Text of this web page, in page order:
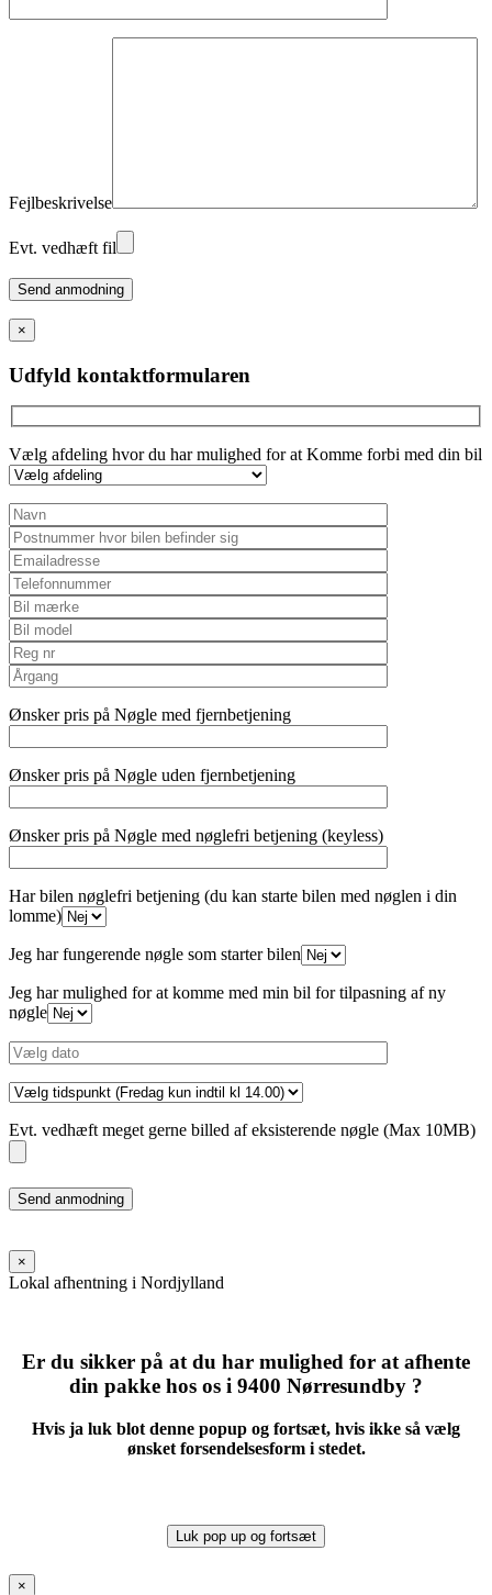
Fejlbeskrivelse
Evt. vedhæft fil
Please
leave
this
field
empty.
×
Udfyld kontaktformularen
Vælg afdeling hvor du har mulighed for at Komme forbi med din bil
Ønsker pris på Nøgle med fjernbetjening
Ønsker pris på Nøgle uden fjernbetjening
Ønsker pris på Nøgle med nøglefri betjening (keyless)
Har bilen nøglefri betjening (du kan starte bilen med nøglen i din
lomme)
Jeg har fungerende nøgle som starter bilen
Jeg har mulighed for at komme med min bil for tilpasning af ny
nøgle
Evt. vedhæft meget gerne billed af eksisterende nøgle (Max 10MB)
Please
leave
field
empty.
×
Lokal afhentning i Nordjylland
Er du sikker på at du har mulighed for at afhente
din pakke hos os i 9400 Nørresundby ?
Hvis ja luk blot denne popup og fortsæt, hvis ikke så vælg
ønsket forsendelsesform i stedet.
Luk pop up og fortsæt
×